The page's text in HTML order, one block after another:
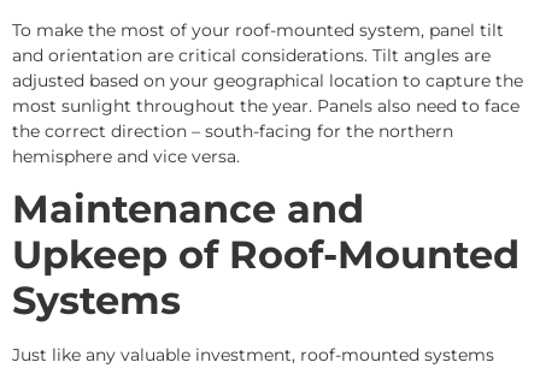
To make the most of your roof-mounted system, panel tilt
and orientation are critical considerations. Tilt angles are
adjusted based on your geographical location to capture the
most sunlight throughout the year. Panels also need to face
the correct direction – south-facing for the northern
hemisphere and vice versa.
Maintenance and
Upkeep of Roof-Mounted
Systems
Just like any valuable investment, roof-mounted systems